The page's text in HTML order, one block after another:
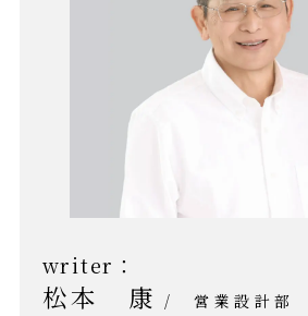
writer：
松本 康 / 営業設計部